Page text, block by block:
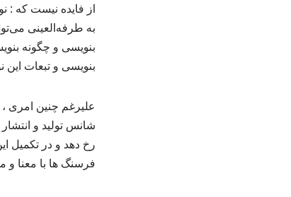
از فایده نیست که
به طرفه‌العینی
بنویسی و چگونه
بنویسی و تبعات این
علیرغم چنین امری
شانس تولید و
رخ دهد و در تکمیل
فرسنگ ها با معنا